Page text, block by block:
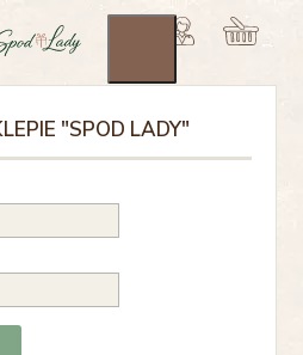
"SPOD LADY"